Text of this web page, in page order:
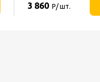
3 860 Р/ шт.